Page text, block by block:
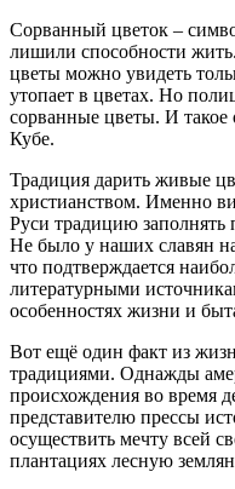
Сорванный цветок –
лишили способности
цветы можно увидеть
утопает в цветах. Но
сорванные цветы. И такое
Кубе.
Традиция дарить живые
христианством. Именно
Руси традицию
Не было у наших славян
что подтверждается
литературными
особенностях жизни и
Вот ещё один факт из
традициями. Однажды
происхождения во время
представителю прессы
осуществить мечту всей
плантациях лесную